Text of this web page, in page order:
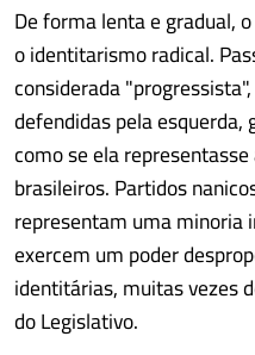
De forma lenta e gradual,
o identitarismo radical.
considerada
defendidas pela esquerda,
como se ela
brasileiros. Partidos
representam uma minoria
exercem um poder
identitárias, muitas vezes
do Legislativo.